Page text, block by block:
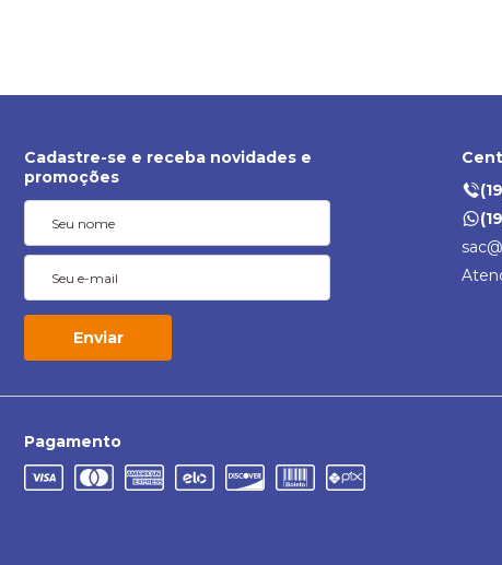
Cadastre-se e receba novidades e
promoções
Enviar
Pagamento